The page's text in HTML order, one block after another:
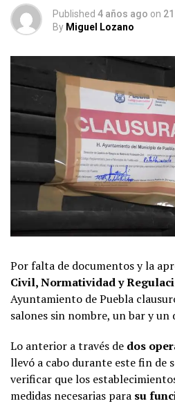
Published 4 años ago on
By Miguel Lozano
Por falta de documentos y la
Civil, Normatividad y
Ayuntamiento de Puebla
salones sin nombre, un bar y un
Lo anterior a través de dos
llevó a cabo durante este fin de
verificar que los
medidas necesarias para su